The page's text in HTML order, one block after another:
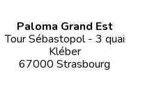
Paloma Grand Est
Tour Sébastopol - 3 quai
Kléber
67000 Strasbourg